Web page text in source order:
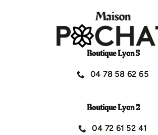
Boutique Lyon 5
04 78 58 62 65
Boutique Lyon 2
04 72 61 52 41